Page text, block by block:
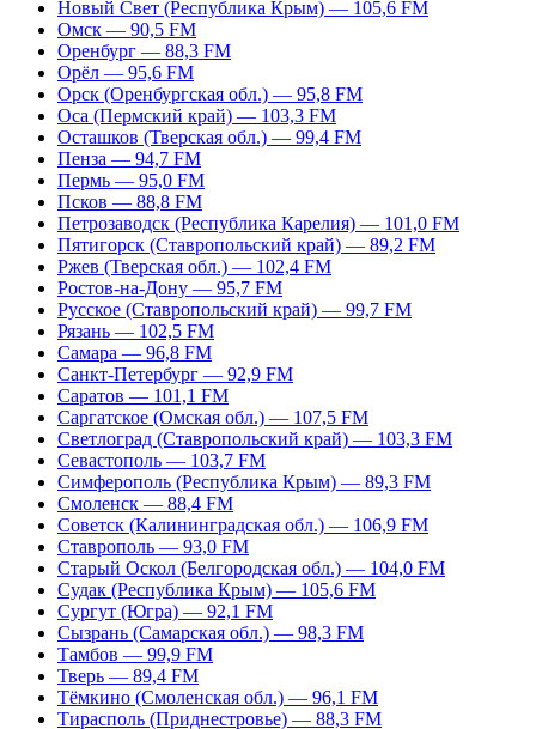
Новый Свет (Республика Крым) — 105,6 FM
Омск — 90,5 FM
Оренбург — 88,3 FM
Орёл — 95,6 FM
Орск (Оренбургская обл.) — 95,8 FM
Оса (Пермский край) — 103,3 FM
Осташков (Тверская обл.) — 99,4 FM
Пенза — 94,7 FM
Пермь — 95,0 FM
Псков — 88,8 FM
Петрозаводск (Республика Карелия) — 101,0 FM
Пятигорск (Ставропольский край) — 89,2 FM
Ржев (Тверская обл.) — 102,4 FM
Ростов-на-Дону — 95,7 FM
Русское (Ставропольский край) — 99,7 FM
Рязань — 102,5 FM
Самара — 96,8 FM
Санкт-Петербург — 92,9 FM
Саратов — 101,1 FM
Саргатское (Омская обл.) — 107,5 FM
Светлоград (Ставропольский край) — 103,3 FM
Севастополь — 103,7 FM
Симферополь (Республика Крым) — 89,3 FM
Смоленск — 88,4 FM
Советск (Калининградская обл.) — 106,9 FM
Ставрополь — 93,0 FM
Старый Оскол (Белгородская обл.) — 104,0 FM
Судак (Республика Крым) — 105,6 FM
Сургут (Югра) — 92,1 FM
Сызрань (Самарская обл.) — 98,3 FM
Тамбов — 99,9 FM
Тверь — 89,4 FM
Тёмкино (Смоленская обл.) — 96,1 FM
Тирасполь (Приднестровье) — 88,3 FM